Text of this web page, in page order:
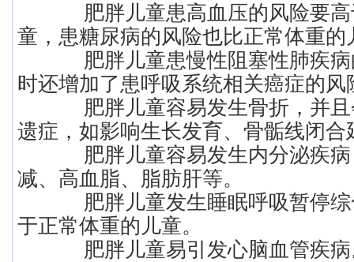
肥胖儿童患高血压的风险要高
童，患糖尿病的风险也比正常体重的
肥胖儿童患慢性阻塞性肺疾病
时还增加了患呼吸系统相关癌症的风
肥胖儿童容易发生骨折，并且
遗症，如影响生长发育、骨骺线闭合
肥胖儿童容易发生内分泌疾病
减、高血脂、脂肪肝等。
肥胖儿童发生睡眠呼吸暂停综
于正常体重的儿童。
肥胖儿童易引发心脑血管疾病